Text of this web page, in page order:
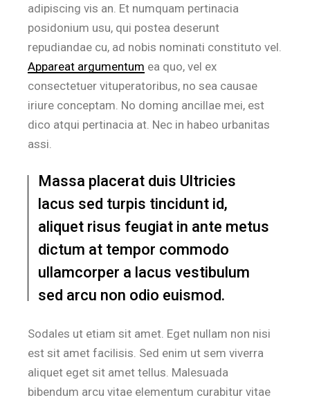
adipiscing vis an. Et numquam pertinacia
posidonium usu, qui postea deserunt
repudiandae cu, ad nobis nominati constituto vel.
Appareat argumentum ea quo, vel ex
consectetuer vituperatoribus, no sea causae
iriure conceptam. No doming ancillae mei, est
dico atqui pertinacia at. Nec in habeo urbanitas
assi.
Massa placerat duis Ultricies
lacus sed turpis tincidunt id,
aliquet risus feugiat in ante metus
dictum at tempor commodo
ullamcorper a lacus vestibulum
sed arcu non odio euismod.
Sodales ut etiam sit amet. Eget nullam non nisi
est sit amet facilisis. Sed enim ut sem viverra
aliquet eget sit amet tellus. Malesuada
bibendum arcu vitae elementum curabitur vitae